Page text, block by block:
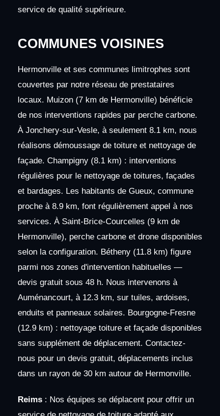
service de qualité supérieure.
COMMUNES VOISINES
Hermonville et ses communes limitrophes sont
couvertes par notre réseau de prestataires
locaux. Muizon (7 km de Hermonville) bénéficie
de nos interventions rapides par perche carbone.
À Jonchery-sur-Vesle, à seulement 8.1 km, nous
réalisons démoussage de toiture et nettoyage de
façade. Champigny (8.1 km) : interventions
régulières pour le nettoyage de toitures, façades
et bardages. Les habitants de Gueux, commune
proche à 8.9 km, font régulièrement appel à nos
services. À Saint-Brice-Courcelles (9 km de
Hermonville), perche carbone et drone disponibles
selon la configuration. Bétheny (11.8 km) figure
parmi nos zones d'intervention habituelles —
devis gratuit sous 48 h. Nous intervenons à
Auménancourt, à 12.3 km, sur tuiles, ardoises,
enduits et panneaux solaires. Bourgogne-Fresne
(12.9 km) : nettoyage toiture et façade disponibles
sans supplément de déplacement. Contactez-
nous pour un devis gratuit, déplacements inclus
dans un rayon de 30 km autour de Hermonville.
Reims: Nos équipes se déplacent pour offrir un